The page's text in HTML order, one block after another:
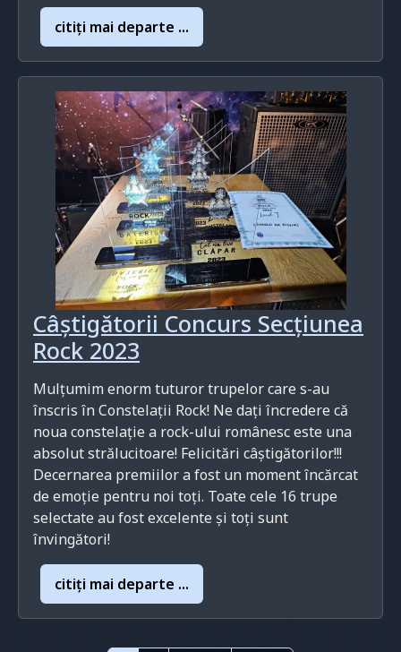
citiţi mai departe ...
Câștigătorii Concurs Secțiunea
Rock 2023
Mulțumim enorm tuturor trupelor care s-au
înscris în Constelații Rock! Ne dați încredere că
noua constelație a rock-ului românesc este una
absolut strălucitoare! Felicitări câștigătorilor!!!
Decernarea premiilor a fost un moment încărcat
de emoție pentru noi toți. Toate cele 16 trupe
selectate au fost excelente și toți sunt
învingători!
citiţi mai departe ...